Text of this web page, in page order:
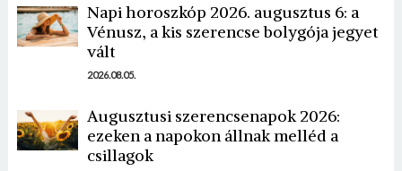
Napi horoszkóp 2026. augusztus 6: a
Vénusz, a kis szerencse bolygója jegyet
vált
2026.08.05.
Augusztusi szerencsenapok 2026:
ezeken a napokon állnak melléd a
csillagok